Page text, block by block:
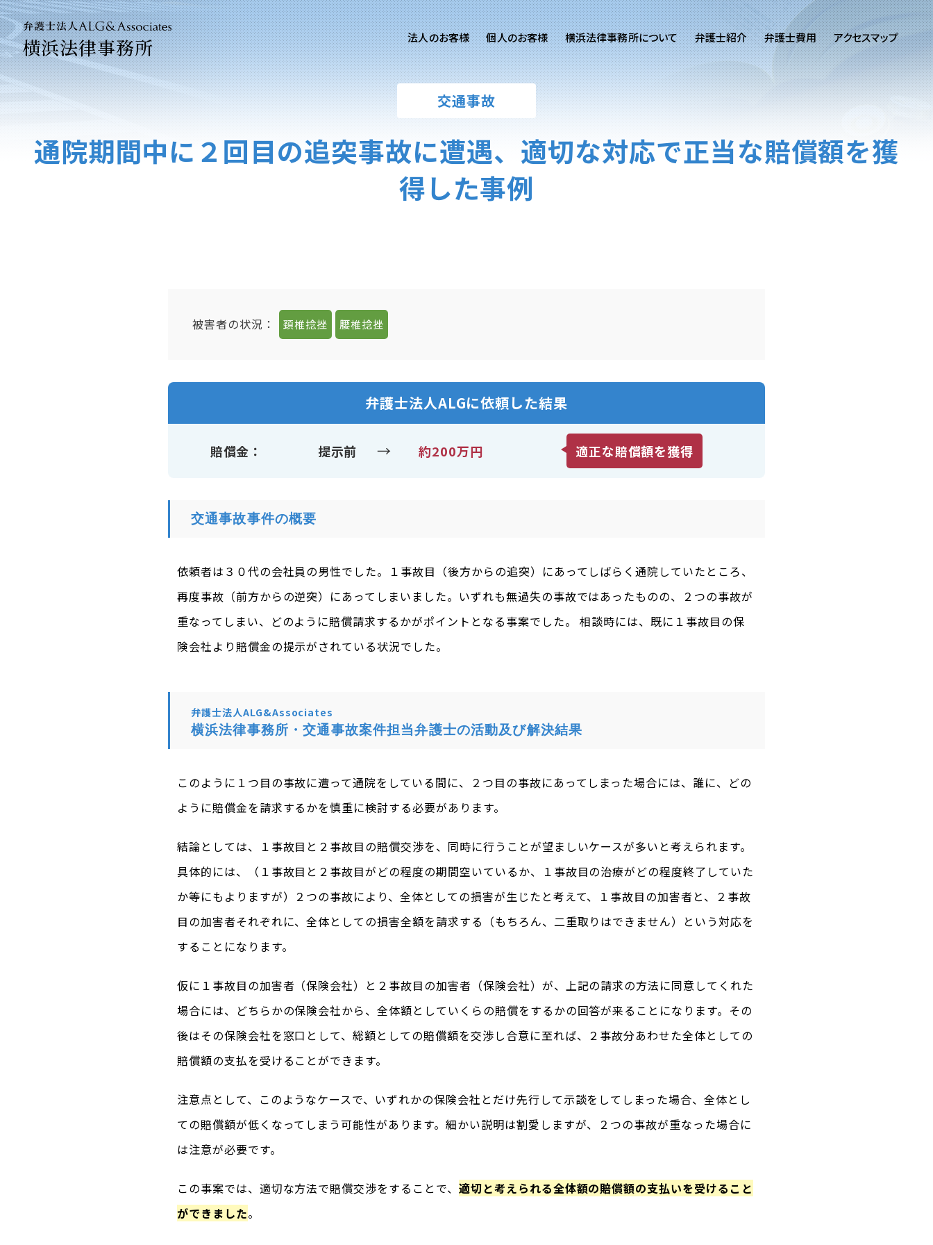
横浜法律事務所 法人のお客様
法人のお客様ご相談
労務専用サイト
個人のお客様
個人のお客様ご相談
離婚問題 刑事事件
横浜法律事務所について 弁護士紹介 弁護士費用 アクセスマップ
交通事故
通院期間中に２回目の追突事故に遭遇、適切な対応で正当な賠償額を獲
得した事例
被害者の状況： 頚椎捻挫 腰椎捻挫
弁護士法人ALGに依頼した結果
賠償金 提示前 → 約200万円 適正な賠償額を獲得
交通事故事件の概要
依頼者は３０代の会社員の男性でした。１事故目（後方からの追突）にあってしばらく通院していたところ、
再度事故（前方からの逆突）にあってしまいました。いずれも無過失の事故ではあったものの、２つの事故が
重なってしまい、どのように賠償請求するかがポイントとなる事案でした。 相談時には、既に１事故目の保
険会社より賠償金の提示がされている状況でした。
弁護士法人ALG&Associates
横浜法律事務所・交通事故案件担当弁護士の活動及び解決結果
このように１つ目の事故に遭って通院をしている間に、２つ目の事故にあってしまった場合には、誰に、どの
ように賠償金を請求するかを慎重に検討する必要があります。
結論としては、１事故目と２事故目の賠償交渉を、同時に行うことが望ましいケースが多いと考えられます。
具体的には、（１事故目と２事故目がどの程度の期間空いているか、１事故目の治療がどの程度終了していた
か等にもよりますが）２つの事故により、全体としての損害が生じたと考えて、１事故目の加害者と、２事故
目の加害者それぞれに、全体としての損害全額を請求する（もちろん、二重取りはできません）という対応を
することになります。
仮に１事故目の加害者（保険会社）と２事故目の加害者（保険会社）が、上記の請求の方法に同意してくれた
場合には、どちらかの保険会社から、全体額としていくらの賠償をするかの回答が来ることになります。その
後はその保険会社を窓口として、総額としての賠償額を交渉し合意に至れば、２事故分あわせた全体としての
賠償額の支払を受けることができます。
注意点として、このようなケースで、いずれかの保険会社とだけ先行して示談をしてしまった場合、全体とし
ての賠償額が低くなってしまう可能性があります。細かい説明は割愛しますが、２つの事故が重なった場合に
は注意が必要です。
この事案では、適切な方法で賠償交渉をすることで、 適切と考えられる全体額の賠償額の支払いを受けること
ができました。